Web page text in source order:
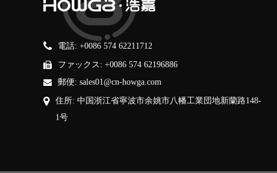
電話: +0086 574 62211712
ファックス: +0086 574 62196886
郵便: sales01@cn-howga.com
住所: 中国浙江省寧波市余姚市八幡工業団地新蘭路148-
1号